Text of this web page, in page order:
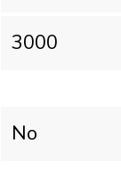
3000
No